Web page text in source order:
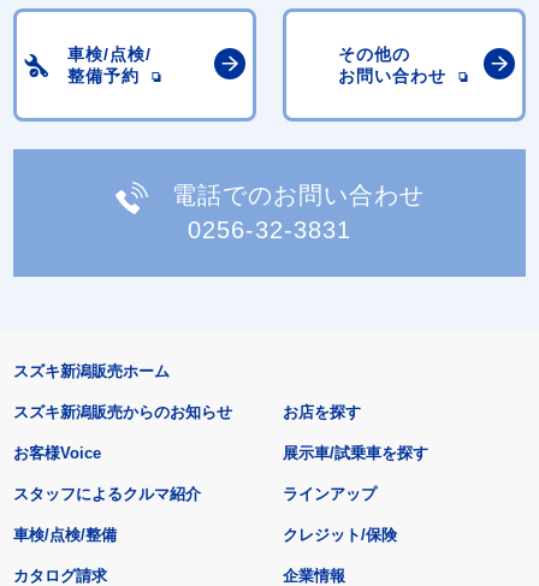
車検/点検/
整備予約
その他の
お問い合わせ
電話でのお問い合わせ
0256-32-3831
スズキ新潟販売ホーム
スズキ新潟販売からのお知らせ
お客様Voice
スタッフによるクルマ紹介
お店を探す
展示車/試乗車を探す
ラインアップ
車検/点検/整備 クレジット/保険
カタログ請求 企業情報